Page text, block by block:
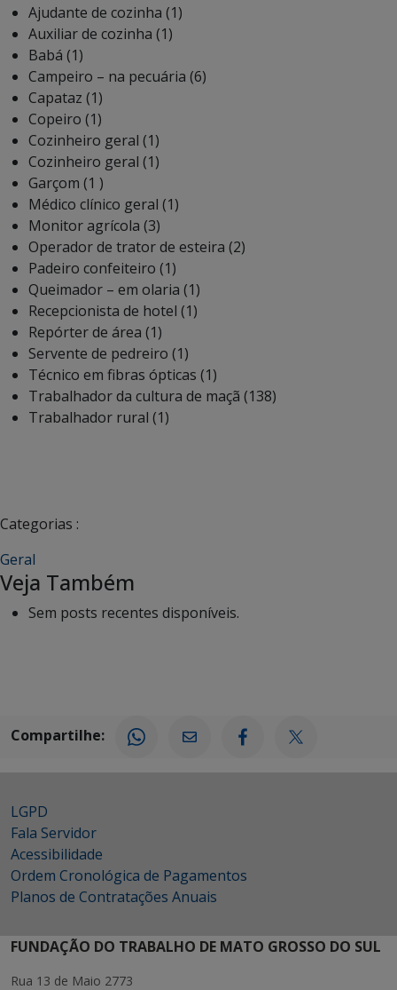
Ajudante de cozinha (1)
Auxiliar de cozinha (1)
Babá (1)
Campeiro – na pecuária (6)
Capataz (1)
Copeiro (1)
Cozinheiro geral (1)
Cozinheiro geral (1)
Garçom (1 )
Médico clínico geral (1)
Monitor agrícola (3)
Operador de trator de esteira (2)
Padeiro confeiteiro (1)
Queimador – em olaria (1)
Recepcionista de hotel (1)
Repórter de área (1)
Servente de pedreiro (1)
Técnico em fibras ópticas (1)
Trabalhador da cultura de maçã (138)
Trabalhador rural (1)
Categorias :
Geral
Veja Também
Sem posts recentes disponíveis.
Compartilhe:
LGPD
Fala Servidor
Acessibilidade
Ordem Cronológica de Pagamentos
Planos de Contratações Anuais
FUNDAÇÃO DO TRABALHO DE MATO GROSSO DO SUL
Rua 13 de Maio 2773